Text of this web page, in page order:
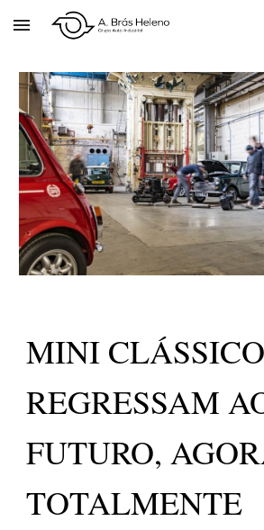
Skip to main content
MINI
REGRESSAM
FUTURO,
TOTALMENTE